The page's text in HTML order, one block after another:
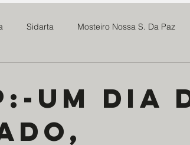
Sidarta Mosteiro Nossa S. Da Paz
Assoc Benef Educ Brasil China
Um dia